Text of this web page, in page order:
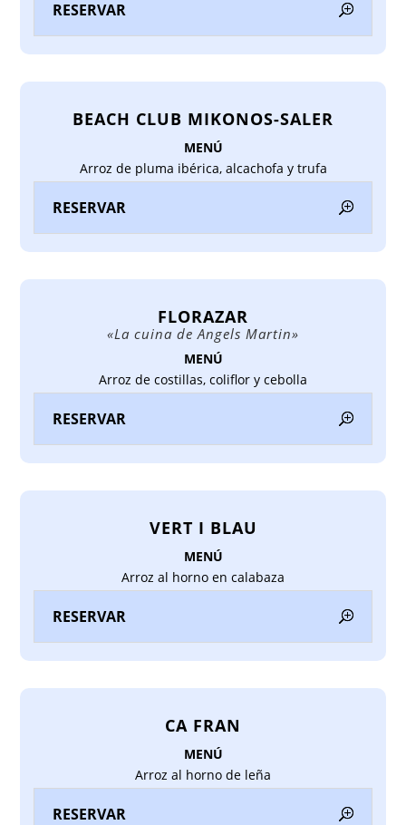
RESERVAR
BEACH CLUB MIKONOS-SALER
MENÚ
Arroz de pluma ibérica, alcachofa y trufa
RESERVAR
FLORAZAR
«La cuina de Angels Martin»
MENÚ
Arroz de costillas, coliflor y cebolla
RESERVAR
VERT I BLAU
MENÚ
Arroz al horno en calabaza
RESERVAR
CA FRAN
MENÚ
Arroz al horno de leña
RESERVAR